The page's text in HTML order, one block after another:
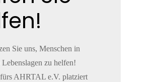
Sie uns, Menschen in
Lebenslagen zu helfen!
AHRTAL e.V. platziert